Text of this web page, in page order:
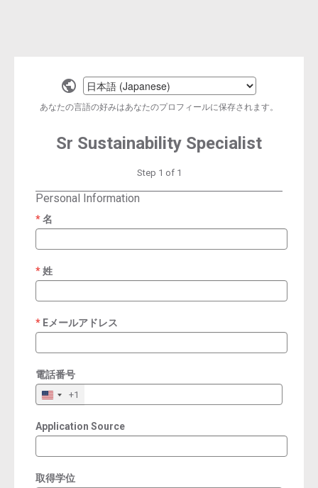
Select
a
language
あなたの言語の好みはあなたのプロフィールに保存されます。
Sr Sustainability Specialist
Step 1 of 1
Personal Information
名
required
姓
required
Eメールアドレス
required
電話番号
+1
Application Source
取得学位